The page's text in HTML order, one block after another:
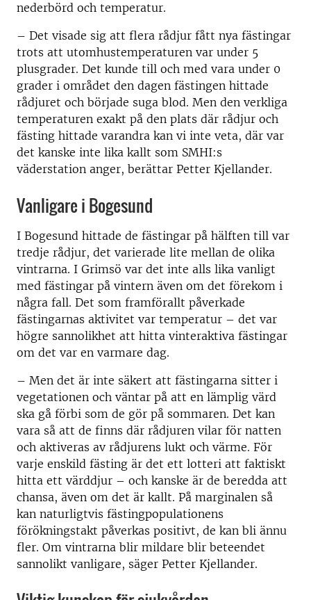
nederbörd och temperatur.
– Det visade sig att flera rådjur fått nya fästingar
trots att utomhustemperaturen var under 5
plusgrader. Det kunde till och med vara under 0
grader i området den dagen fästingen hittade
rådjuret och började suga blod. Men den verkliga
temperaturen exakt på den plats där rådjur och
fästing hittade varandra kan vi inte veta, där var
det kanske inte lika kallt som SMHI:s
väderstation anger, berättar Petter Kjellander.
Vanligare i Bogesund
I Bogesund hittade de fästingar på hälften till var
tredje rådjur, det varierade lite mellan de olika
vintrarna. I Grimsö var det inte alls lika vanligt
med fästingar på vintern även om det förekom i
några fall. Det som framförallt påverkade
fästingarnas aktivitet var temperatur – det var
högre sannolikhet att hitta vinteraktiva fästingar
om det var en varmare dag.
– Men det är inte säkert att fästingarna sitter i
vegetationen och väntar på att en lämplig värd
ska gå förbi som de gör på sommaren. Det kan
vara så att de finns där rådjuren vilar för natten
och aktiveras av rådjurens lukt och värme. För
varje enskild fästing är det ett lotteri att faktiskt
hitta ett värddjur – och kanske är de beredda att
chansa, även om det är kallt. På marginalen så
kan naturligtvis fästingpopulationens
förökningstakt påverkas positivt, de kan bli ännu
fler. Om vintrarna blir mildare blir beteendet
sannolikt vanligare, säger Petter Kjellander.